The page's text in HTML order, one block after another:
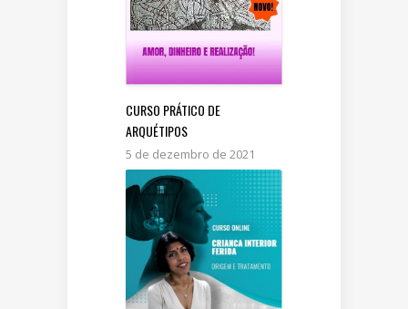
CURSO PRÁTICO DE
ARQUÉTIPOS
5 de dezembro de 2021